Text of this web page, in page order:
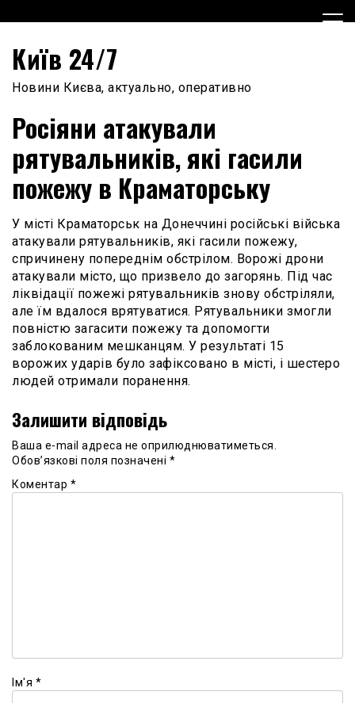
to
Київ 24/7
Новини Києва, актуально, оперативно
Росіяни атакували
рятувальників, які гасили
пожежу в Краматорську
У місті Краматорськ на Донеччині російські війська
атакували рятувальників, які гасили пожежу,
спричинену попереднім обстрілом. Ворожі дрони
атакували місто, що призвело до загорянь. Під час
ліквідації пожежі рятувальників знову обстріляли,
але їм вдалося врятуватися. Рятувальники змогли
повністю загасити пожежу та допомогти
заблокованим мешканцям. У результаті 15
ворожих ударів було зафіксовано в місті, і шестеро
людей отримали поранення.
Залишити відповідь
Ваша e-mail адреса не оприлюднюватиметься.
Обов’язкові поля позначені *
Коментар *
Ім'я *